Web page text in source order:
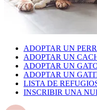
ADOPTAR UN
ADOPTAR UN
ADOPTAR UN
ADOPTAR UN
LISTA DE
INSCRIBIR UNA